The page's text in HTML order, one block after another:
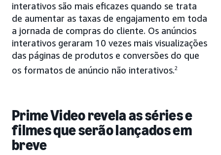
interativos são mais eficazes quando se trata
de aumentar as taxas de engajamento em toda
a jornada de compras do cliente. Os anúncios
interativos geraram 10 vezes mais visualizações
das páginas de produtos e conversões do que
os formatos de anúncio não interativos.2
Prime Video revela as séries e
filmes que serão lançados em
breve